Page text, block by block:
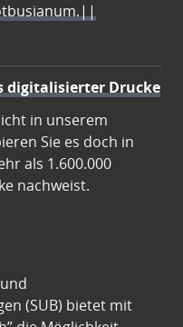
digitalisierter Drucke
in unserem
Sie es doch in
als 1.600.000
nachweist.
(SUB) bietet mit